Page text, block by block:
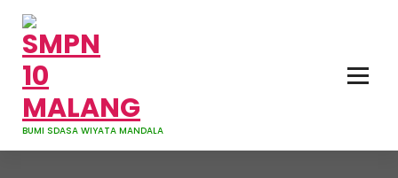
content
BUMI SDASA WIYATA MANDALA